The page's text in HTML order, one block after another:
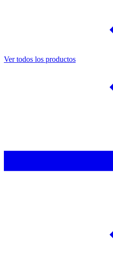
Ver todos los productos